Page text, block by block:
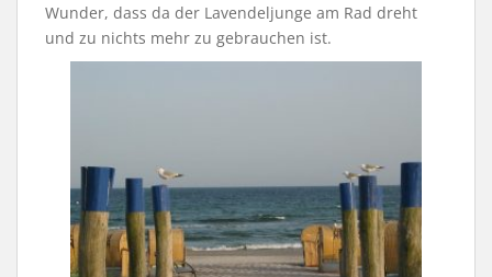
Wunder, dass da der Lavendeljunge am Rad dreht
und zu nichts mehr zu gebrauchen ist.